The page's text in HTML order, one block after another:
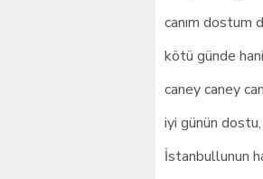
canım dostum
kötü günde
caney caney
iyi günün
İstanbullunun